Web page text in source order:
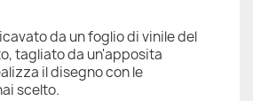
da un foglio di vinile del
tagliato da un'apposita
il disegno con le
scelto.